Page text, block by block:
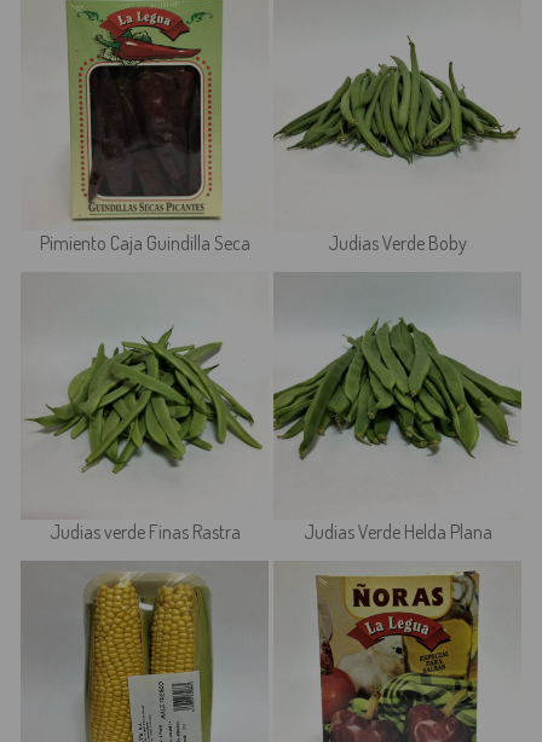
Pimiento Caja Guindilla Seca Judias Verde Boby
Judias verde Finas Rastra Judias Verde Helda Plana